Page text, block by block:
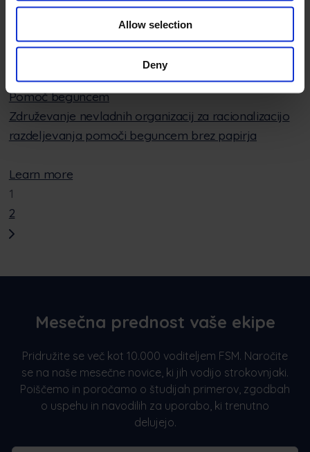
Allow selection
Deny
Pomoč beguncem
Združevanje nevladnih organizacij za racionalizacijo
razdeljevanja pomoči beguncem brez papirja
Learn more
1
2
Mesečna prednost vaše ekipe
Pridružite se več kot 10.000 voditeljem FSM. Naročite
se na naše mesečne novice, ki jih vodijo strokovnjaki.
Poiščemo in poročamo o študijah primerov, zgodbah
o uspehu in navodilih za uporabo, ki trenutno
delujejo.